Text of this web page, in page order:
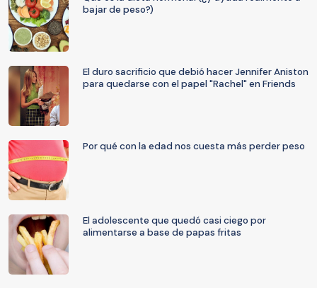
bajar de peso?)
El duro sacrificio que debió hacer Jennifer Aniston
para quedarse con el papel "Rachel" en Friends
Por qué con la edad nos cuesta más perder peso
El adolescente que quedó casi ciego por
alimentarse a base de papas fritas